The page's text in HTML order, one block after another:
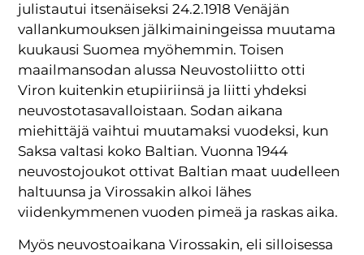
julistautui itsenäiseksi 24.2.1918 Venäjän
vallankumouksen jälkimainingeissa muutama
kuukausi Suomea myöhemmin. Toisen
maailmansodan alussa Neuvostoliitto otti
Viron kuitenkin etupiiriinsä ja liitti yhdeksi
neuvostotasavalloistaan. Sodan aikana
miehittäjä vaihtui muutamaksi vuodeksi, kun
Saksa valtasi koko Baltian. Vuonna 1944
neuvostojoukot ottivat Baltian maat uudelleen
haltuunsa ja Virossakin alkoi lähes
viidenkymmenen vuoden pimeä ja raskas aika.
Myös neuvostoaikana Virossakin, eli silloisessa